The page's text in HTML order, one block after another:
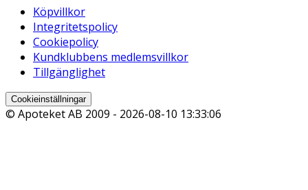
Köpvillkor
Integritetspolicy
Cookiepolicy
Kundklubbens medlemsvillkor
Tillgänglighet
Cookieinställningar
© Apoteket AB 2009 - 2026-08-10 13:33:06